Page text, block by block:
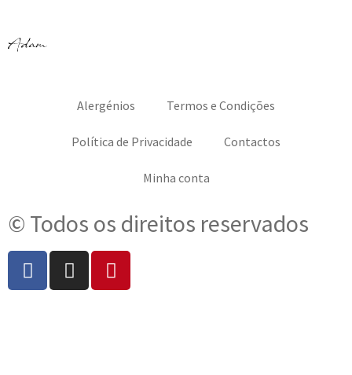
Alergénios Termos e Condições
Política de Privacidade Contactos
Minha conta
© Todos os direitos reservados